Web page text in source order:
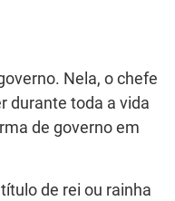
Nela, o chefe
durante toda a vida
de governo em
de rei ou rainha